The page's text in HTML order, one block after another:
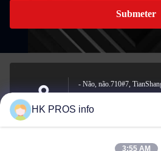
Submeter
Endereço
- Não, não.710#7,
de Sanhe
HK PROS info
3:55 AM